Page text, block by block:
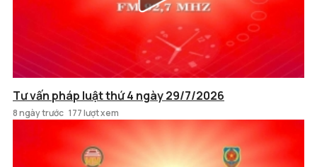
Tư vấn pháp luật thứ 4 ngày 29/7/2026
8 ngày trước 177 lượt xem